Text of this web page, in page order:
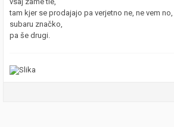
tam kjer se prodajajo pa verjetno ne, ne vem
subaru značko,
pa še drugi.